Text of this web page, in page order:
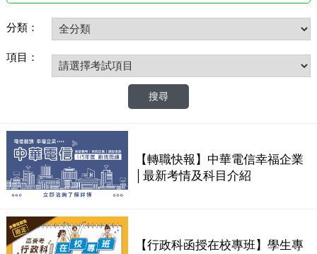
分類：
項目：
【轉職快報】中華電信幸福企業
│最新考情及科目介紹
【行政科函授在校專班】學生專